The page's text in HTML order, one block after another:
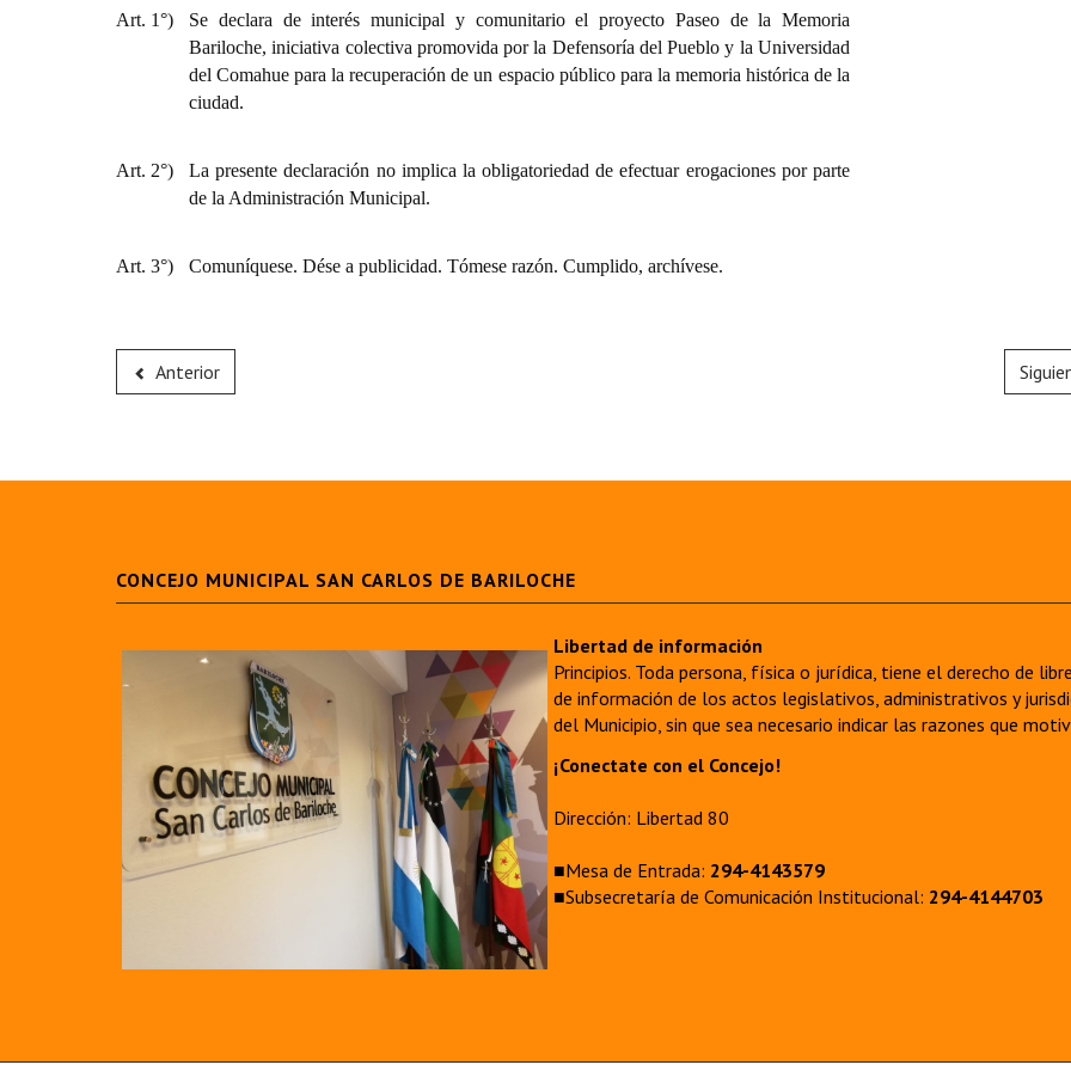
Art. 1°)
Se declara de interés municipal y comunitario el proyecto Paseo de la Memoria
Bariloche, iniciativa colectiva promovida por la Defensoría del Pueblo y la Universidad
del Comahue para la recuperación de un espacio público para la memoria histórica de la
ciudad.
Art. 2°)
La presente declaración no implica la obligatoriedad de efectuar erogaciones por parte
de la Administración Municipal.
Art. 3°) Comuníquese. Dése a publicidad. Tómese razón. Cumplido, archívese.
Anterior
CONCEJO MUNICIPAL SAN CARLOS DE BARILOCHE
Libertad de información
Principios. Toda persona, física o jurídica, tiene el derecho de
de información de los actos legislativos, administrativos y
del Municipio, sin que sea necesario indicar las razones que
¡Conectate con el Concejo!
Dirección: Libertad 80
■Mesa de Entrada: 294-4143579
■Subsecretaría de Comunicación Institucional: 294-4144703